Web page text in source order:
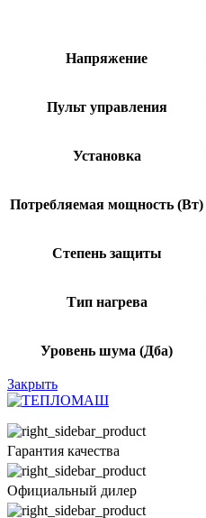
Напряжение
Пульт управления
Установка
Потребляемая мощность (Вт)
Степень защиты
Тип нагрева
Уровень шума (Дба)
Закрыть
Гарантия качества
Официальный дилер